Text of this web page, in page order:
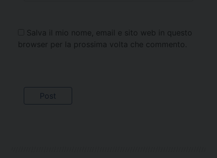
Salva il mio nome, email e sito web in questo
browser per la prossima volta che commento.